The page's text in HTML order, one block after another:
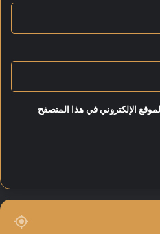
الإلكتروني في هذا المتصفح